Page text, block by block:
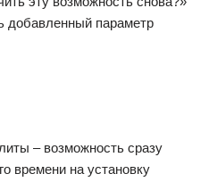
добавленный параметр
– возможность сразу
времени на установку